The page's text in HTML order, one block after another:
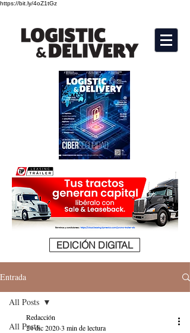
https://bit.ly/4oZ1tGz
EDICIÓN DIGITAL
Entrada
All Posts
All Posts
Redacción
24 dic 20203 min de lectura